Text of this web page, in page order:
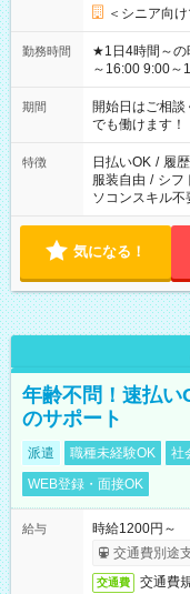
＜シニア向
勤務時間
★1日4時間～の時短シフトOK ★
～16:00 9:00～
の場合、他の
せん ※法令に基
象となります ※
り、短時間・短
期間
開始日はご相
でも働けます！
特徴 日払いOK / 履
服装自由 / シフ
ソコンスキル不
気になる！
年齢不問！速払い
のサポート
派遣 職種未経験OK 社
WEB登録・面接OK
給与
時給1200円～
交通費別途
交通費 交通費